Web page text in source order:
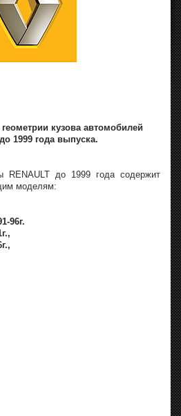
кузова автомобилей
1999 года выпуска.
RENAULT до 1999 года содержит
моделям:
96г.